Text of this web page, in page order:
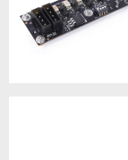
Raccords &
Liquides
Accessoires